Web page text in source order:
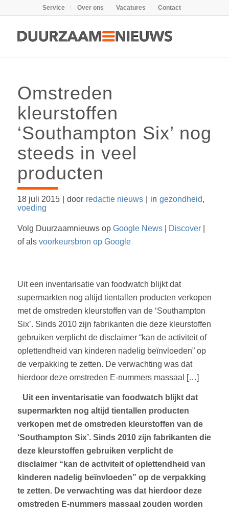
Service Over ons Vacatures Contact
Omstreden
kleurstoffen
‘Southampton Six’ nog
steeds in veel
producten
18 juli 2015 door redactie nieuws in gezondheid,
voeding
Volg Duurzaamnieuws op Google News| Discover|
of als voorkeursbron op Google
Uit een inventarisatie van foodwatch blijkt dat
supermarkten nog altijd tientallen producten verkopen
met de omstreden kleurstoffen van de ‘Southampton
Six’. Sinds 2010 zijn fabrikanten die deze kleurstoffen
gebruiken verplicht de disclaimer “kan de activiteit of
oplettendheid van kinderen nadelig beïnvloeden” op
de verpakking te zetten. De verwachting was dat
hierdoor deze omstreden E-nummers massaal […]
Uit een inventarisatie van foodwatch blijkt dat
supermarkten nog altijd tientallen producten
verkopen met de omstreden kleurstoffen van de
‘Southampton Six’. Sinds 2010 zijn fabrikanten die
deze kleurstoffen gebruiken verplicht de
disclaimer “ kan de activiteit of oplettendheid van
kinderen nadelig beïnvloeden” op de verpakking
te zetten. De verwachting was dat hierdoor deze
omstreden E-nummers massaal zouden worden